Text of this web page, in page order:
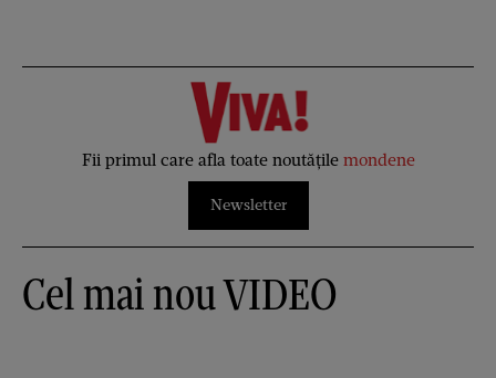
Fii primul care afla toate noutățile mondene
Newsletter
Cel mai nou VIDEO